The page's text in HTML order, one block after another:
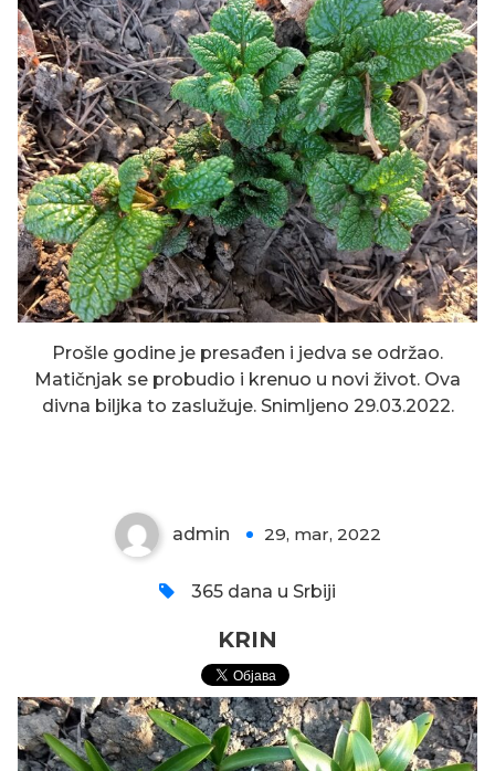
Prošle godine je presađen i jedva se održao.
Matičnjak se probudio i krenuo u novi život. Ova
divna biljka to zaslužuje. Snimljeno 29.03.2022.
admin 29, mar, 2022
365 dana u Srbiji
KRIN